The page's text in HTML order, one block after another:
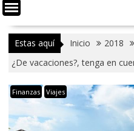
Estas aquí Inicio 2018
¿De vacaciones?, tenga en
Finanzas Viajes